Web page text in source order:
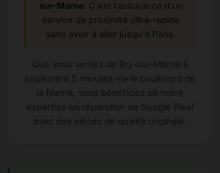
sur-Marne. C'est l'assurance d'un
service de proximité ultra-rapide
sans avoir à aller jusqu'à Paris.
Que vous veniez de Bry-sur-Marne à
seulement 5 minutes via le boulevard de
la Marne, vous bénéficiez de notre
expertise en réparation de Google Pixel
avec des pièces de qualité originale.